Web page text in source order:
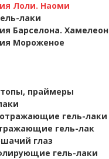
Лоли. Наоми
лаки
Барселона. Хамелеон
Мороженое
праймеры
гель-лаки
гель-лак
глаз
гель-лаки